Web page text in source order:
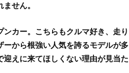
せん。
カー。こちらもクルマ好き、走り
から根強い人気を誇るモデルが多
えに来てほしくない理由が見当た